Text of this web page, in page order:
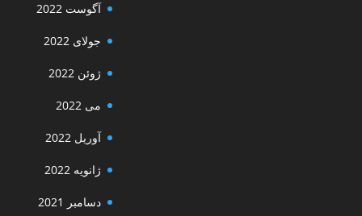
آگوست 2022
جولای 2022
ژوئن 2022
می 2022
آوریل 2022
ژانویه 2022
دسامبر 2021